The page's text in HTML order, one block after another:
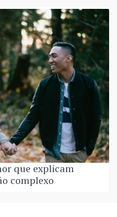
que explicam
complexo